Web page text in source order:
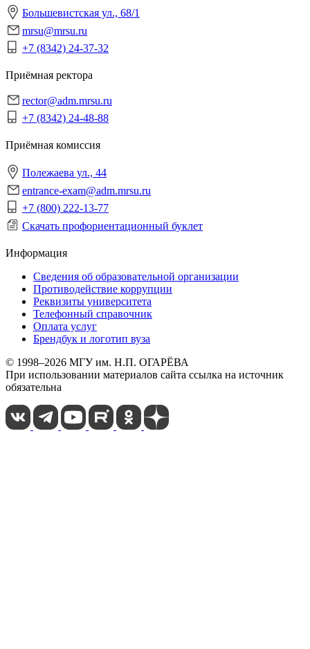
Большевистская ул., 68/1
mrsu@mrsu.ru
+7 (8342) 24-37-32
Приёмная ректора
rector@adm.mrsu.ru
+7 (8342) 24-48-88
Приёмная комиссия
Полежаева ул., 44
entrance-exam@adm.mrsu.ru
+7 (800) 222-13-77
Скачать профориентационный буклет
Информация
Сведения об образовательной организации
Противодействие коррупции
Реквизиты университета
Телефонный справочник
Оплата услуг
Брендбук и логотип вуза
© 1998–2026 МГУ им. Н.П. ОГАРЁВА
При использовании материалов сайта ссылка на источник
обязательна